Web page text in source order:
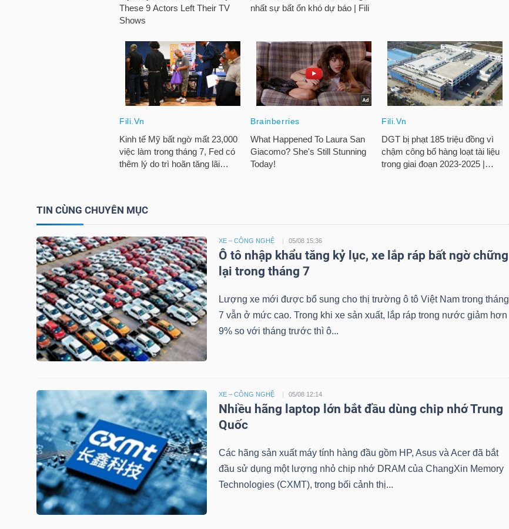
TIN CÙNG CHUYÊN MỤC
XE – CÔNG NGHỆ 05/08 15:36
Ô tô nhập khẩu tăng kỷ lục, xe lắp ráp bất ngờ chững
lại trong tháng 7
Lượng xe mới được bổ sung cho thị trường ô tô Việt Nam trong tháng
7 vẫn ở mức cao. Trong khi xe sản xuất, lắp ráp trong nước giảm hơn
9% so với tháng trước thì ô...
XE – CÔNG NGHỆ 05/08 12:14
Nhiều hãng laptop lớn bắt đầu dùng chip nhớ Trung
Quốc
Các hãng sản xuất máy tính hàng đầu gồm HP, Asus và Acer đã bắt
đầu sử dụng một lượng nhỏ chip nhớ DRAM của ChangXin Memory
Technologies (CXMT), trong bối cảnh thị...
NGUYÊN
VẬT
LIỆU
NGHIỆP
TIÊU
DÙNG
KHÔNG
THIẾT